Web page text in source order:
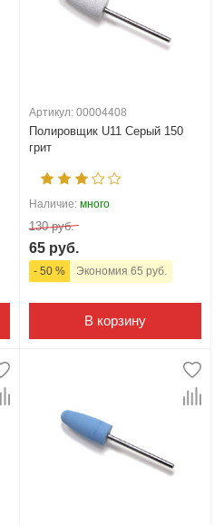
Артикул: 00004408
Полировщик U11 Серый 150
грит
Наличие: много
130 руб.
65 руб.
- 50 % Экономия 65 руб.
В корзину